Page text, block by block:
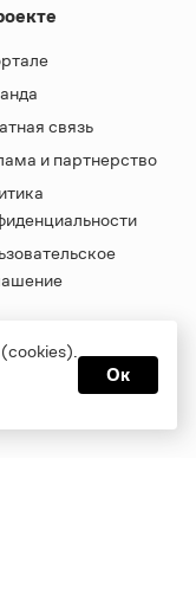
связь
и партнерство
Ок